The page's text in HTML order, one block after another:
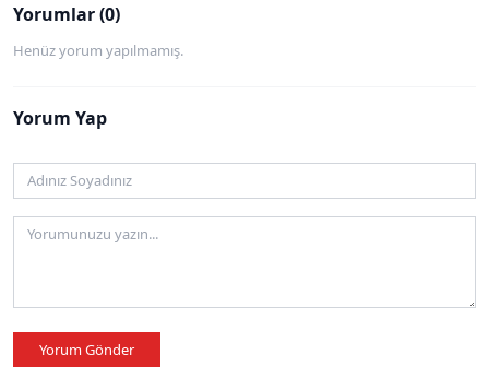
Yorumlar (0)
Henüz yorum yapılmamış.
Yorum Yap
Yorum Gönder